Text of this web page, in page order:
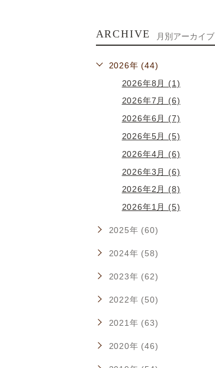
ARCHIVE 月別アーカイブ
2026年 (44)
2026年8月 (1)
2026年7月 (6)
2026年6月 (7)
2026年5月 (5)
2026年4月 (6)
2026年3月 (6)
2026年2月 (8)
2026年1月 (5)
2025年 (60)
2024年 (58)
2023年 (62)
2022年 (50)
2021年 (63)
2020年 (46)